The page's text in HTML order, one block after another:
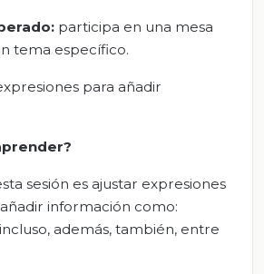
participa en una mesa
tema específico.
para añadir
sesión es ajustar expresiones
información como:
además, también, entre